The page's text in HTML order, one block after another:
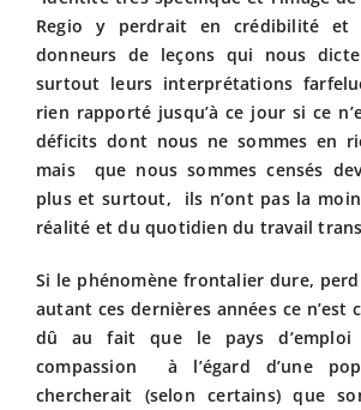
Regio y perdrait en crédibilité et
donneurs de leçons qui nous
surtout leurs interprétations
rien rapporté jusqu’à ce jour si ce
déficits dont nous ne sommes en
mais que nous sommes censés
plus et surtout, ils n’ont pas la
réalité et du quotidien du travail
Si le phénomène frontalier dure,
autant ces dernières années ce n’est
dû au fait que le pays
compassion à l’égard d’une
chercherait (selon certains) que